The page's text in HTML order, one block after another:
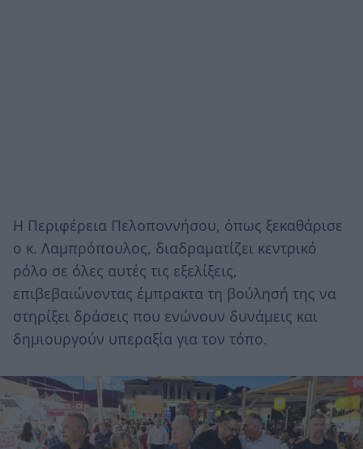
Η Περιφέρεια Πελοποννήσου, όπως ξεκαθάρισε
ο κ. Λαμπρόπουλος, διαδραματίζει κεντρικό
ρόλο σε όλες αυτές τις εξελίξεις,
επιβεβαιώνοντας έμπρακτα τη βούλησή της να
στηρίξει δράσεις που ενώνουν δυνάμεις και
δημιουργούν υπεραξία για τον τόπο.